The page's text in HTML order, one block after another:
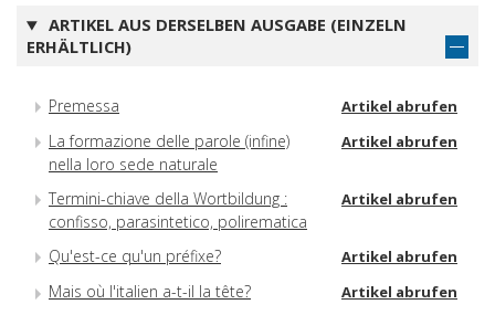
ARTIKEL AUS DERSELBEN AUSGABE (EINZELN
ERHÄLTLICH)
Premessa Artikel abrufen
La formazione delle parole (infine)
nella loro sede naturale
Artikel abrufen
Termini-chiave della Wortbildung :
confisso, parasintetico, polirematica
Artikel abrufen
Qu'est-ce qu'un préfixe? Artikel abrufen
Mais où l'italien a-t-il la tête? Artikel abrufen